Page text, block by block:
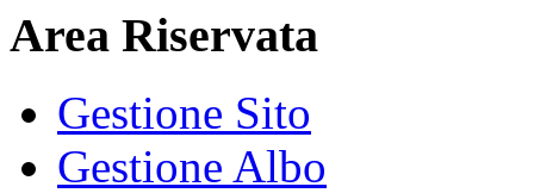
Area Riservata
Gestione Sito
Gestione Albo